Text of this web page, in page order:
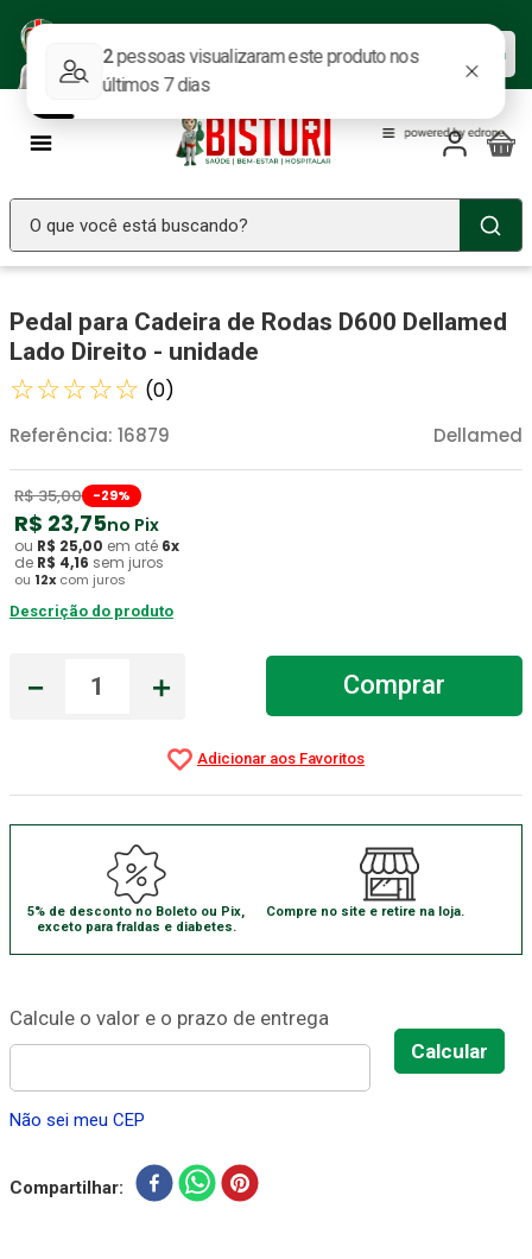
ofertas.
Baixar agora
O que você está buscando?
Pedal para Cadeira de Rodas D600 Dellamed
Lado Direito - unidade
☆☆☆☆☆ (0)
Dellamed
Referência: 16879
R$35,00 -29%
R$ 23,75no Pix
ou R$ 25,00 em até 6x
de R$ 4,16 sem juros
ou 12x com juros
Descrição do produto
＋
－ Comprar
5% de desconto no Boleto ou Pix,
exceto para fraldas e diabetes.
Compre no site e retire na loja.
Não sei meu CEP
Compartilhar
1º Seringa Insulina
2º Fralda Geriatrica
3 Luva Latex
4 º Littmann
5 Absorvente Geriatrico
6º Estetoscopio Littmann
7 º Aparelho Pressão
8º Gaze Esteril
Gaze